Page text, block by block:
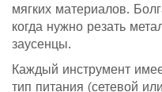
мягких материалов.
когда нужно резать
заусенцы.
Каждый инструмент
тип питания (сетевой